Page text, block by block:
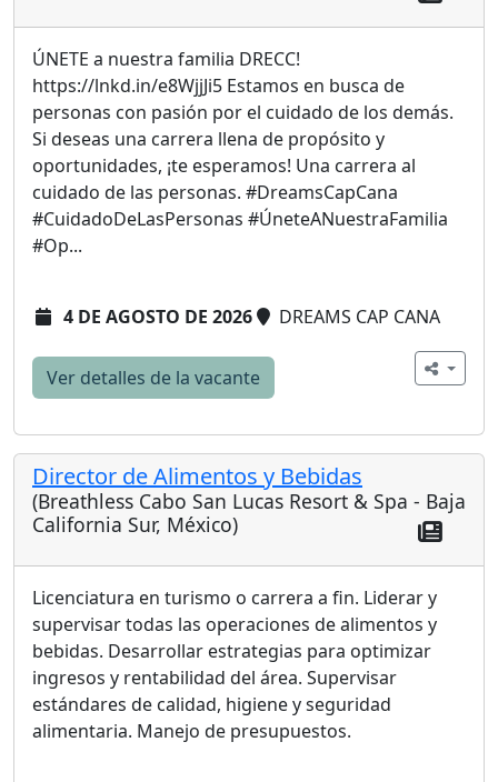
ÚNETE a nuestra familia DRECC!
https://lnkd.in/e8WjjJi5 Estamos en busca de
personas con pasión por el cuidado de los demás.
Si deseas una carrera llena de propósito y
oportunidades, ¡te esperamos! Una carrera al
cuidado de las personas. #DreamsCapCana
#CuidadoDeLasPersonas #ÚneteANuestraFamilia
#Op...
4 DE AGOSTO DE 2026 DREAMS CAP CANA
Ver detalles de la vacante
Director de Alimentos y Bebidas
(Breathless Cabo San Lucas Resort & Spa - Baja
California Sur, México)
Licenciatura en turismo o carrera a fin. Liderar y
supervisar todas las operaciones de alimentos y
bebidas. Desarrollar estrategias para optimizar
ingresos y rentabilidad del área. Supervisar
estándares de calidad, higiene y seguridad
alimentaria. Manejo de presupuestos.